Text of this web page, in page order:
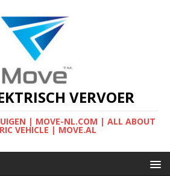
VERVOER
| MOVE-NL.COM | ALL ABOUT
VEHICLE | MOVE.AL